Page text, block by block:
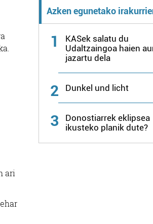
ari
Azken egunetako
1
KASek salatu du
Udaltzaingoa haien
jazartu dela
2 Dunkel und licht
3
Donostiarrek eklipsea
ikusteko planik dute?